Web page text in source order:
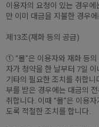
이용자의 요청이 있는 경우
만 이미 대금을 지불한 경우
제13조(재화 등의 공급)
① “몰”은 이용자와 재화 등
자가 청약을 한 날부터 7일
기타의 필요한 조치를 취합니
부를 받은 경우에는 대금의
취합니다. 이때 “몰”은 이용
도록 적절한 조치를 합니다.